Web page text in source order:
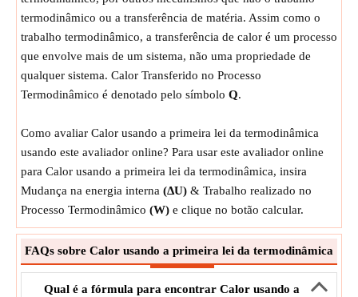
termodinâmico ou a transferência de matéria. Assim como o
trabalho termodinâmico, a transferência de calor é um processo
que envolve mais de um sistema, não uma propriedade de
qualquer sistema. Calor Transferido no Processo
Termodinâmico é denotado pelo símbolo Q.
Como avaliar Calor usando a primeira lei da termodinâmica
usando este avaliador online? Para usar este avaliador online
para Calor usando a primeira lei da termodinâmica, insira
Mudança na energia interna (ΔU) & Trabalho realizado no
Processo Termodinâmico (W) e clique no botão calcular.
FAQs sobre Calor usando a primeira lei da termodinâmica
Qual é a fórmula para encontrar Calor usando a